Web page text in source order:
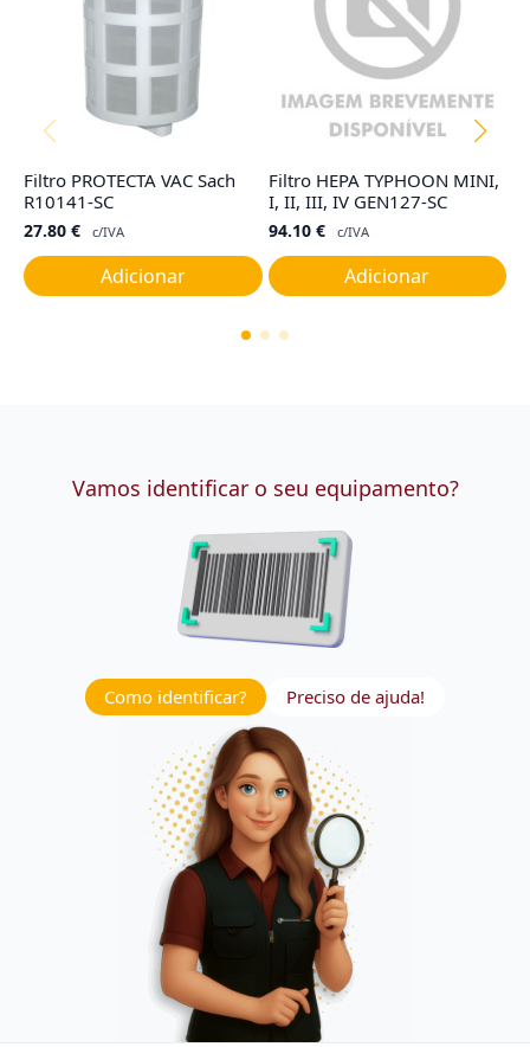
Filtro PROTECTA VAC Sach
R10141-SC
27.80 € c/IVA
Adicionar
Filtro HEPA TYPHOON MINI,
I, II, III, IV GEN127-SC
94.10 € c/IVA
Adicionar
Vamos identificar o seu equipamento?
Como identificar? Preciso de ajuda!